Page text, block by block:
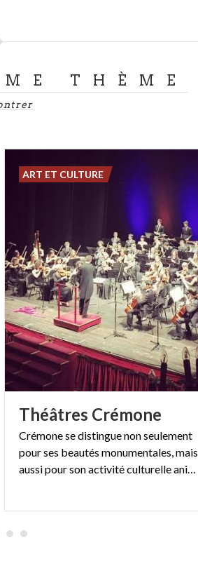
THÈME
Théâtres Crémone
Crémone se distingue non seulement
pour ses beautés monumentales, mais
aussi pour son activité culturelle animée dans ses théâtres.
ART ET CULTURE